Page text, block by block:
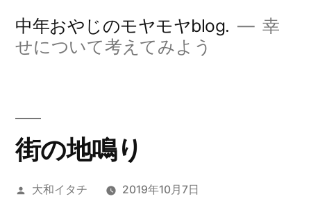
へ
中年おやじのモヤモヤblog.
幸
せについて考えてみよう
街の地鳴り
投
大和イタチ 2019年10月7日